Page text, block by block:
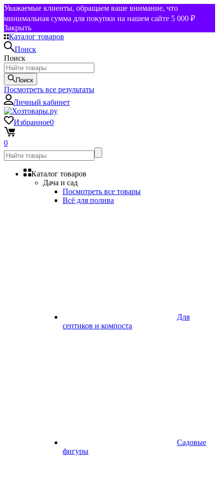
Уважаемые клиенты, обращаем ваше внимание, что
минимальная сумма для покупки на нашем сайте 5 000 ₽
Закрыть
Каталог товаров
Поиск
Поиск
Поиск
Посмотреть все результаты
Личный кабинет
Избранное0
0
Каталог товаров
Дача и сад
Посмотреть все товары
Всё для полива
Для
септиков и компоста
Садовые
фигуры